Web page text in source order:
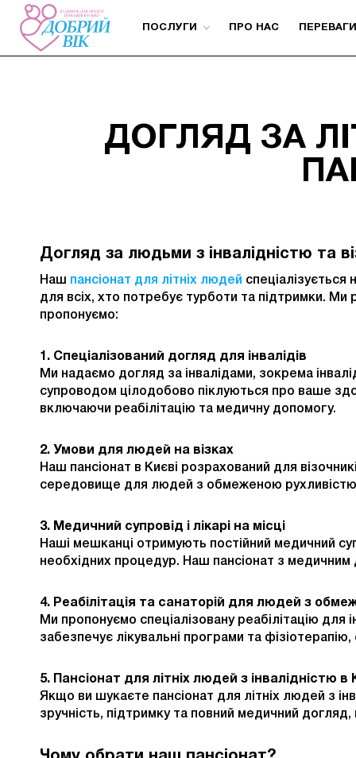
ПОСЛУГИ ПРО НАС ПЕРЕВАГИ
ДОГЛЯД ЗА
Догляд за людьми з інвалідністю та
Наш пансіонат для літніх людей спеціалізується
для всіх, хто потребує турботи та підтримки.
пропонуємо:
1. Спеціалізований догляд для інвалідів
Ми надаємо догляд за інвалідами, зокрема
супроводом цілодобово піклуються про ваше
включаючи реабілітацію та медичну допомогу.
2. Умови для людей на візках
Наш пансіонат в Києві розрахований для
середовище для людей з обмеженою рухливістю,
3. Медичний супровід і лікарі на місці
Наші мешканці отримують постійний медичний
необхідних процедур. Наш пансіонат з
4. Реабілітація та санаторій для людей з
Ми пропонуємо спеціалізовану реабілітацію
забезпечує лікувальні програми та
5. Пансіонат для літніх людей з інвалідністю в
Якщо ви шукаєте пансіонат для літніх людей з
зручність, підтримку та повний медичний